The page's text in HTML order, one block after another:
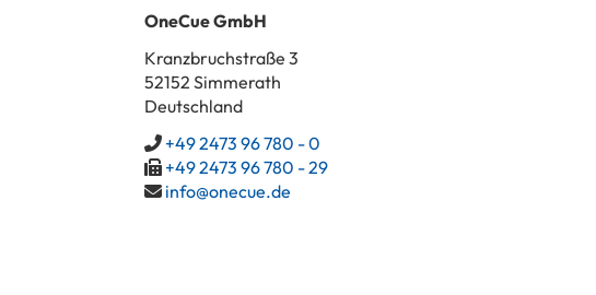
OneCue GmbH
Kranzbruchstraße 3
52152 Simmerath
Deutschland
+49 2473 96 780 - 0
+49 2473 96 780 - 29
info@onecue.de